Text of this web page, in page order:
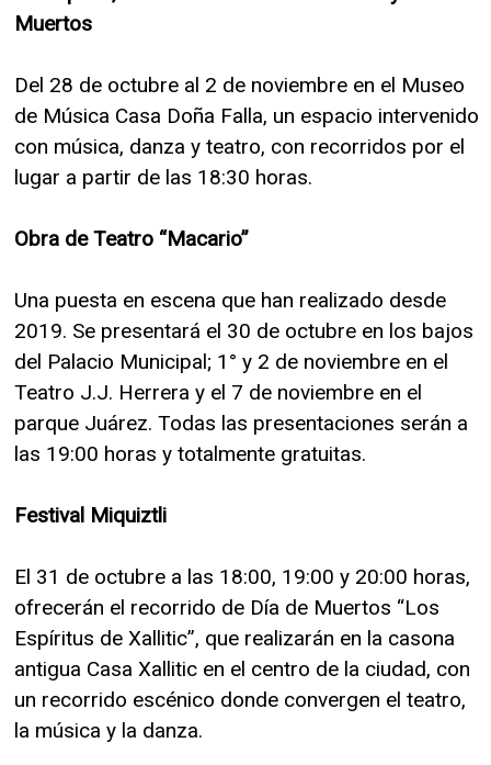
Muertos
Del 28 de octubre al 2 de noviembre en el Museo
de Música Casa Doña Falla, un espacio intervenido
con música, danza y teatro, con recorridos por el
lugar a partir de las 18:30 horas.
Obra de Teatro “Macario”
Una puesta en escena que han realizado desde
2019. Se presentará el 30 de octubre en los bajos
del Palacio Municipal; 1° y 2 de noviembre en el
Teatro J.J. Herrera y el 7 de noviembre en el
parque Juárez. Todas las presentaciones serán a
las 19:00 horas y totalmente gratuitas.
Festival Miquiztli
El 31 de octubre a las 18:00, 19:00 y 20:00 horas,
ofrecerán el recorrido de Día de Muertos “Los
Espíritus de Xallitic”, que realizarán en la casona
antigua Casa Xallitic en el centro de la ciudad, con
un recorrido escénico donde convergen el teatro,
la música y la danza.